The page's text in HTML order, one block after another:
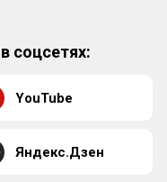
соцсетях:
YouTube
Яндекс.Дзен